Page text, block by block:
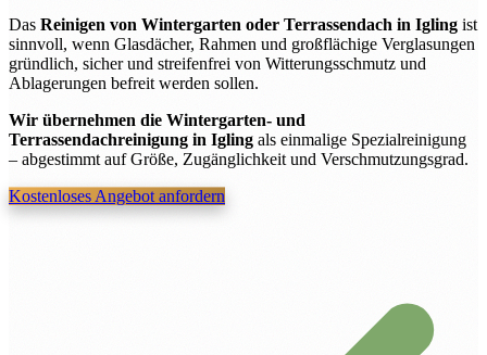
Das Reinigen von Wintergarten oder Terrassendach in Igling ist
sinnvoll, wenn Glasdächer, Rahmen und großflächige Verglasungen
gründlich, sicher und streifenfrei von Witterungsschmutz und
Ablagerungen befreit werden sollen.
Wir übernehmen die Wintergarten- und
Terrassendachreinigung in Igling als einmalige Spezialreinigung
– abgestimmt auf Größe, Zugänglichkeit und Verschmutzungsgrad.
Kostenloses Angebot anfordern